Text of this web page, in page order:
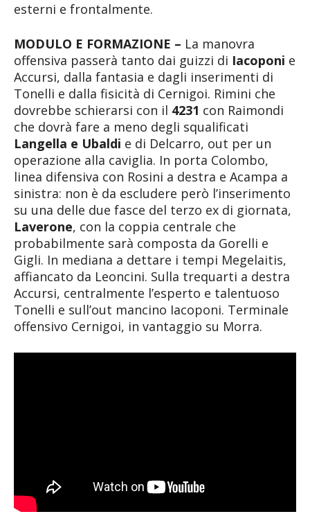
esterni e frontalmente.
MODULO E FORMAZIONE – La manovra
offensiva passerà tanto dai guizzi di Iacoponi e
Accursi, dalla fantasia e dagli inserimenti di
Tonelli e dalla fisicità di Cernigoi. Rimini che
dovrebbe schierarsi con il 4231 con Raimondi
che dovrà fare a meno degli squalificati
Langella e Ubaldi e di Delcarro, out per un
operazione alla caviglia. In porta Colombo,
linea difensiva con Rosini a destra e Acampa a
sinistra: non è da escludere però l’inserimento
su una delle due fasce del terzo ex di giornata,
Laverone, con la coppia centrale che
probabilmente sarà composta da Gorelli e
Gigli. In mediana a dettare i tempi Megelaitis,
affiancato da Leoncini. Sulla trequarti a destra
Accursi, centralmente l’esperto e talentuoso
Tonelli e sull’out mancino Iacoponi. Terminale
offensivo Cernigoi, in vantaggio su Morra.